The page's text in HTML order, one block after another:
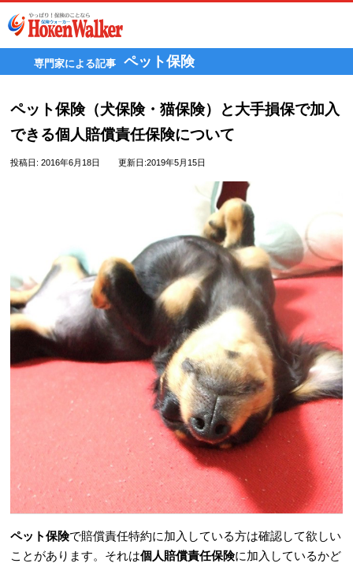
専門家による記事
ペット保険
ペット保険（犬保険・猫保険）と大手損保で加入
できる個人賠償責任保険について
投稿日:2016年6月18日 更新日:2019年5月15日
ペット保険で賠償責任特約に加入している方は確認して欲しい
ことがあります。それは個人賠償責任保険に加入しているかど